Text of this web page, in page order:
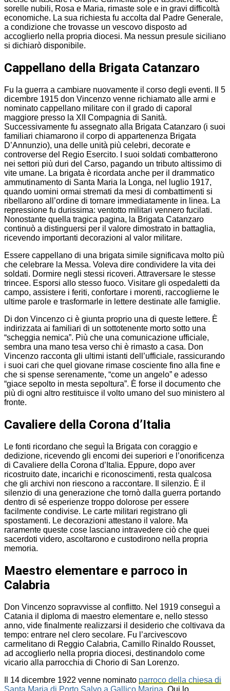
sorelle nubili, Rosa e Maria, rimaste sole e in gravi difficoltà
economiche. La sua richiesta fu accolta dal Padre Generale,
a condizione che trovasse un vescovo disposto ad
accoglierlo nella propria diocesi. Ma nessun presule siciliano
si dichiarò disponibile.
Cappellano della Brigata Catanzaro
Fu la guerra a cambiare nuovamente il corso degli eventi. Il 5
dicembre 1915 don Vincenzo venne richiamato alle armi e
nominato cappellano militare con il grado di caporal
maggiore presso la XII Compagnia di Sanità.
Successivamente fu assegnato alla Brigata Catanzaro (i suoi
familiari chiamarono il corpo di appartenenza Brigata
D’Annunzio), una delle unità più celebri, decorate e
controverse del Regio Esercito. I suoi soldati combatterono
nei settori più duri del Carso, pagando un tributo altissimo di
vite umane. La brigata è ricordata anche per il drammatico
ammutinamento di Santa Maria la Longa, nel luglio 1917,
quando uomini ormai stremati da mesi di combattimenti si
ribellarono all’ordine di tornare immediatamente in linea. La
repressione fu durissima: ventotto militari vennero fucilati.
Nonostante quella tragica pagina, la Brigata Catanzaro
continuò a distinguersi per il valore dimostrato in battaglia,
ricevendo importanti decorazioni al valor militare.
Essere cappellano di una brigata simile significava molto più
che celebrare la Messa. Voleva dire condividere la vita dei
soldati. Dormire negli stessi ricoveri. Attraversare le stesse
trincee. Esporsi allo stesso fuoco. Visitare gli ospedaletti da
campo, assistere i feriti, confortare i morenti, raccoglierne le
ultime parole e trasformarle in lettere destinate alle famiglie.
Di don Vincenzo ci è giunta proprio una di queste lettere. È
indirizzata ai familiari di un sottotenente morto sotto una
“scheggia nemica”. Più che una comunicazione ufficiale,
sembra una mano tesa verso chi è rimasto a casa. Don
Vincenzo racconta gli ultimi istanti dell’ufficiale, rassicurando
i suoi cari che quel giovane rimase cosciente fino alla fine e
che si spense serenamente, “come un angelo” e adesso
“giace sepolto in mesta sepoltura”. È forse il documento che
più di ogni altro restituisce il volto umano del suo ministero al
fronte.
Cavaliere della Corona d’Italia
Le fonti ricordano che seguì la Brigata con coraggio e
dedizione, ricevendo gli encomi dei superiori e l’onorificenza
di Cavaliere della Corona d’Italia. Eppure, dopo aver
ricostruito date, incarichi e riconoscimenti, resta qualcosa
che gli archivi non riescono a raccontare. Il silenzio. È il
silenzio di una generazione che tornò dalla guerra portando
dentro di sé esperienze troppo dolorose per essere
facilmente condivise. Le carte militari registrano gli
spostamenti. Le decorazioni attestano il valore. Ma
raramente queste cose lasciano intravedere ciò che quei
sacerdoti videro, ascoltarono e custodirono nella propria
memoria.
Maestro elementare e parroco in
Calabria
Don Vincenzo sopravvisse al conflitto. Nel 1919 conseguì a
Catania il diploma di maestro elementare e, nello stesso
anno, vide finalmente realizzarsi il desiderio che coltivava da
tempo: entrare nel clero secolare. Fu l’arcivescovo
carmelitano di Reggio Calabria, Camillo Rinaldo Rousset,
ad accoglierlo nella propria diocesi, destinandolo come
vicario alla parrocchia di Chorio di San Lorenzo.
Il 14 dicembre 1922 venne nominato parroco della chiesa di
Santa Maria di Porto Salvo a Gallico Marina . Qui lo